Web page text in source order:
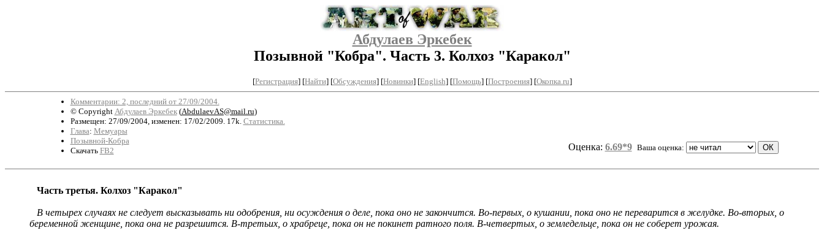
Абдулаев Эркебек
Позывной "Кобра". Часть 3. Колхоз "Каракол"
[Регистрация] [Найти] [Обсуждения] [Новинки] [English] [Помощь] [Построения] [Окопка.ru]
Комментарии: 2, последний от 27/09/2004.
© Copyright Абдулаев Эркебек(AbdulaevAS@mail.ru)
Размещен: 27/09/2004, изменен: 17/02/2009. 17k. Статистика.
Глава: Мемуары
Позывной-Кобра
Скачать FB2 Оценка: 6.69*9 Ваша оценка:
Часть третья. Колхоз "Каракол"
В четырех случаях не следует высказывать ни одобрения, ни осуждения о деле, пока оно не закончится. Во-первых, о кушании, пока оно не переварится в желудке. Во-вторых, о
беременной женщине, пока она не разрешится. В-третьих, о храбреце, пока он не покинет ратного поля. В-четвертых, о земледельце, пока он не соберет урожая.